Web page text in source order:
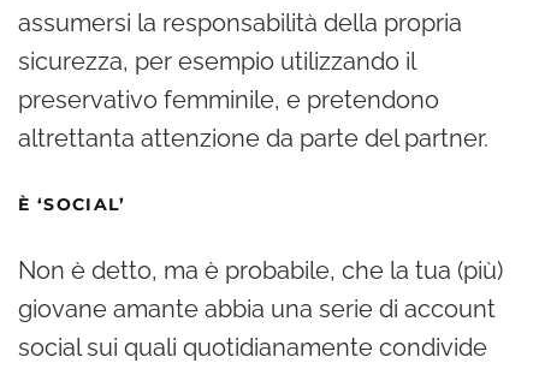
assumersi la responsabilità della propria
sicurezza, per esempio utilizzando il
preservativo femminile, e pretendono
altrettanta attenzione da parte del partner.
È ‘SOCIAL’
Non è detto, ma è probabile, che la tua (più)
giovane amante abbia una serie di account
social sui quali quotidianamente condivide